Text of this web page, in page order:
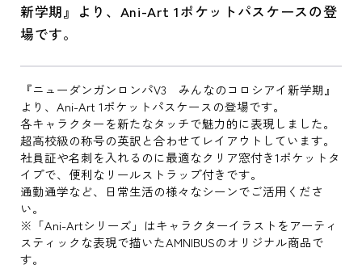
新学期』より、Ani-Art 1ポケットパスケースの登
場です。
『ニューダンガンロンパV3 みんなのコロシアイ新学期』
より、Ani-Art 1ポケットパスケースの登場です。
各キャラクターを新たなタッチで魅力的に表現しました。
超高校級の称号の英訳と合わせてレイアウトしています。
社員証や名刺を入れるのに最適なクリア窓付き1ポケットタ
イプで、便利なリールストラップ付きです。
通勤通学など、日常生活の様々なシーンでご活用くださ
い。
※「Ani-Artシリーズ」はキャラクターイラストをアーティ
スティックな表現で描いたAMNIBUSのオリジナル商品で
す。